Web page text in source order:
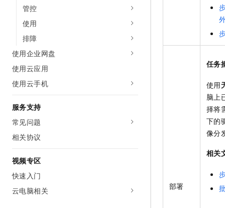
管控
使用
排障
使用企业网盘
使用云应用
使用云手机
服务支持
常见问题
相关协议
视频专区
快速入门
云电脑相关
部署
任务
使用
脑上
择将
下的
像分
相关
千问AI平台-Token Plan
千问AI平台-模型体验
在线体验全尺寸、多种模
大模型解决方案
快速部署 Dify，高效搭
10 分钟在聊天系统中
大数据计算
媒体服务
企业服务与云通信
域名与网站
开发工具
迁移与运维管理
专有云
企业出海
政企业务
大模型ACA认证体验
助力企业全员 AI 认知与能
AI 开发和 AI 应用解决